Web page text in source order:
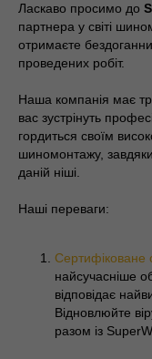
Ласкаво просимо до
партнера у світі
отримаєте
проведених робіт.
Наша компанія має
вас зустрінуть
гордиться своїм
шиномонтажу,
даній ніші.
Наші переваги:
Сертифіковане
найсучасніше
відповідає
Відновлюйте
разом із